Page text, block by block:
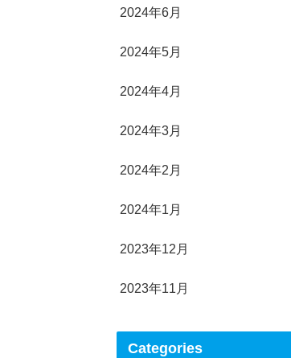
2024年6月
2024年5月
2024年4月
2024年3月
2024年2月
2024年1月
2023年12月
2023年11月
Categories